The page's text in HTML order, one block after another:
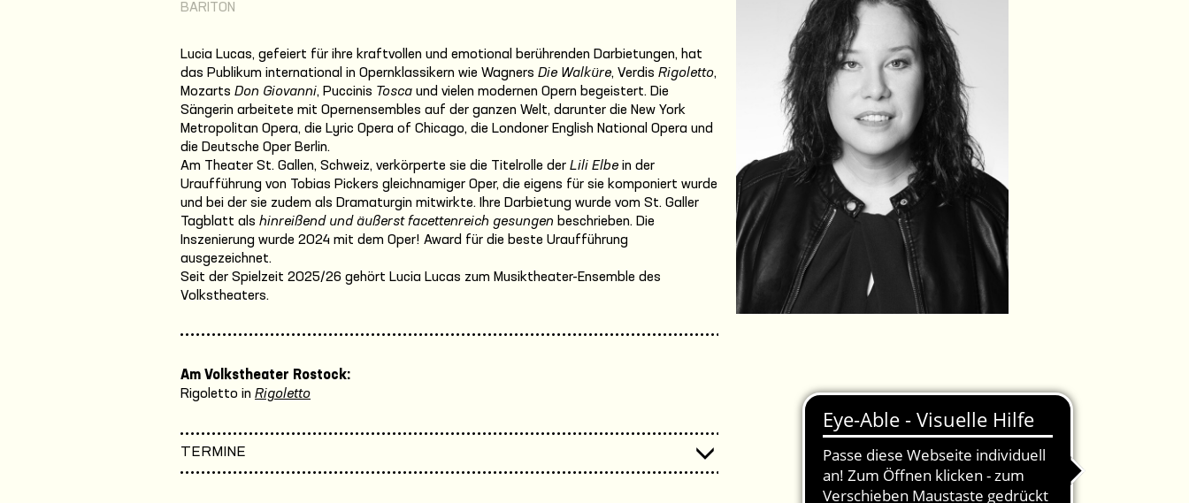
BARITON
Lucia Lucas, gefeiert für ihre kraftvollen und emotional berührenden Darbietungen, hat
das Publikum international in Opernklassikern wie Wagners Die Walküre, Verdis Rigoletto,
Mozarts Don Giovanni, Puccinis Tosca und vielen modernen Opern begeistert. Die
Sängerin arbeitete mit Opernensembles auf der ganzen Welt, darunter die New York
Metropolitan Opera, die Lyric Opera of Chicago, die Londoner English National Opera und
die Deutsche Oper Berlin.
Am Theater St. Gallen, Schweiz, verkörperte sie die Titelrolle der Lili Elbe in der
Uraufführung von Tobias Pickers gleichnamiger Oper, die eigens für sie komponiert wurde
und bei der sie zudem als Dramaturgin mitwirkte. Ihre Darbietung wurde vom St. Galler
Tagblatt als hinreißend und äußerst facettenreich gesungen beschrieben. Die
Inszenierung wurde 2024 mit dem Oper! Award für die beste Uraufführung
ausgezeichnet.
Seit der Spielzeit 2025/26 gehört Lucia Lucas zum Musiktheater-Ensemble des
Volkstheaters.
Am Volkstheater Rostock:
Rigoletto in Rigoletto
TERMINE